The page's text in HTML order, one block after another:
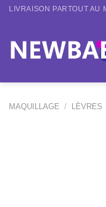
Passer
LIVRAISON PARTOUT AU
MAQUILLAGE / LÈVRES